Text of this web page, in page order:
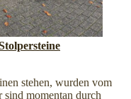
stehen, wurden vom
momentan durch